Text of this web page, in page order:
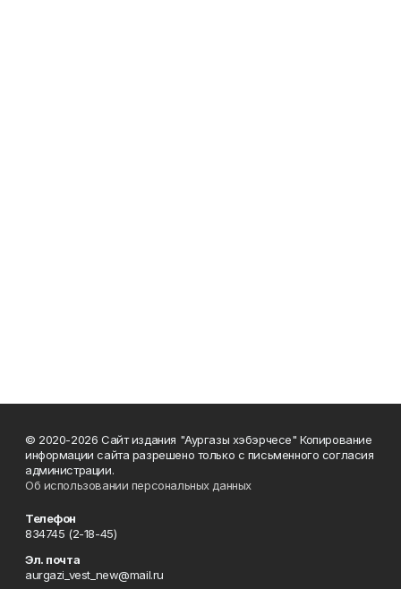
© 2020-2026 Сайт издания "Аургазы хэбэрчесе" Копирование
информации сайта разрешено только с письменного согласия
администрации.
Об использовании персональных данных
Телефон
834745 (2-18-45)
Эл. почта
aurgazi_vest_new@mail.ru